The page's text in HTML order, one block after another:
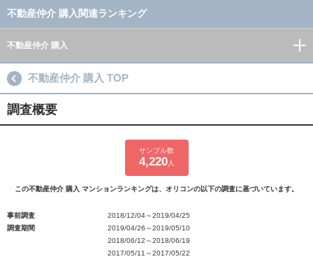
不動産仲介 購入関連ランキング
不動産仲介 購入
不動産仲介 購入 TOP
調査概要
サンプル数
4,220人
この不動産仲介 購入 マンションランキングは、オリコンの以下の調査に基づいています。
事前調査
2018/12/04～2019/04/25
調査期間
2019/04/26～2019/05/10
2018/06/12～2018/06/19
2017/05/11～2017/05/22